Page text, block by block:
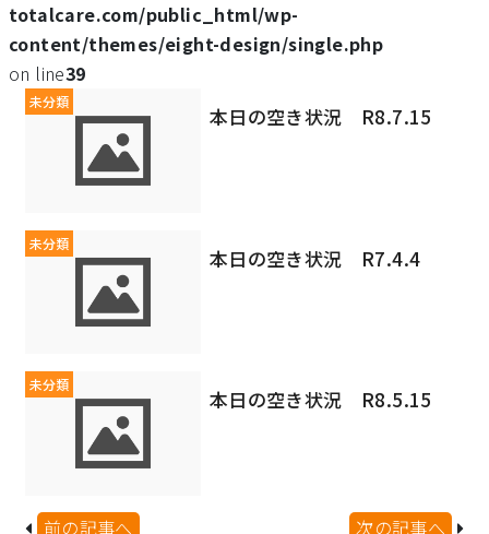
totalcare.com/public_html/wp-
content/themes/eight-design/single.php
on line39
未分類
本日の空き状況 R8.7.15
未分類
本日の空き状況 R7.4.4
未分類
本日の空き状況 R8.5.15
前の記事へ 次の記事へ